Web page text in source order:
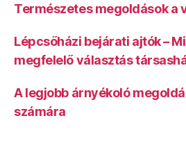
Természetes megoldások a
Lépcsőházi bejárati ajtók –
megfelelő választás
A legjobb árnyékoló
számára